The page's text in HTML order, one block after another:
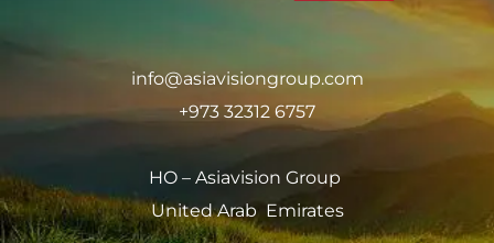
info@asiavisiongroup.com
+973 32312 6757
HO – Asiavision Group
United Arab Emirates